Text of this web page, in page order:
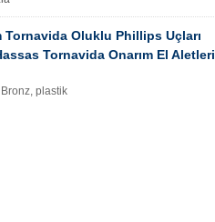
Oluklu Phillips Uçları
Tornavida Onarım El Aletleri
plastik